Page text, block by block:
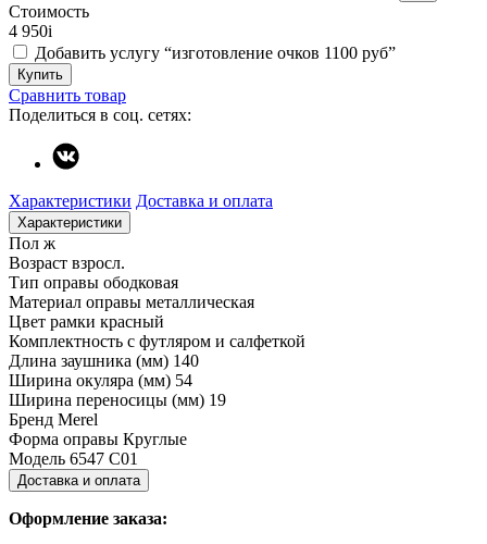
Стоимость
4 950i
Добавить услугу “изготовление очков 1100 руб”
Купить
Сравнить товар
Поделиться в соц. сетях:
Характеристики Доставка и оплата
Характеристики
Пол ж
Возраст взросл.
Тип оправы ободковая
Материал оправы металлическая
Цвет рамки красный
Комплектность с футляром и салфеткой
Длина заушника (мм) 140
Ширина окуляра (мм) 54
Ширина переносицы (мм) 19
Бренд Merel
Форма оправы Круглые
Модель 6547 C01
Доставка и оплата
Оформление заказа: